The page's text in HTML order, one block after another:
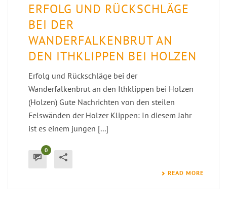
ERFOLG UND RÜCKSCHLÄGE
BEI DER
WANDERFALKENBRUT AN
DEN ITHKLIPPEN BEI HOLZEN
Erfolg und Rückschläge bei der
Wanderfalkenbrut an den Ithklippen bei Holzen
(Holzen) Gute Nachrichten von den steilen
Felswänden der Holzer Klippen: In diesem Jahr
ist es einem jungen [...]
0
READ MORE